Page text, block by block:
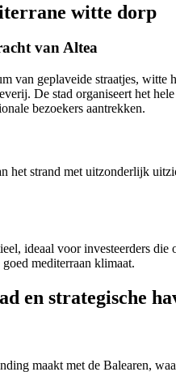
witte dorp
van Altea
van geplaveide straatjes, witte
De stad organiseert het
bezoekers aantrekken.
het strand met uitzonderlijk
ideaal voor investeerders
mediterraan klimaat.
en strategische
maakt met de Balearen,